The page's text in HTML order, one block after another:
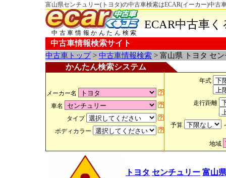
富山県センチュリー(トヨタ)の中古車検索はECAR(イーカー)中古
中古車情報かんたん検索
ECAR中古車
中古車情報検索サイト
中古車トップ> 中古車情報検索 > 富山県 トヨタ セ
かんたん検索システム
メーカー名
車名
タイプ
ボディカラー
年式
走行距離
予算
地域
トヨタ センチュリー 富山県